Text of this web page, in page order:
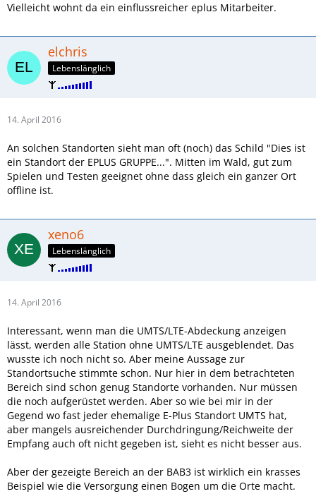
Vielleicht wohnt da ein einflussreicher eplus Mitarbeiter.
elchris
Lebenslänglich
14. April 2016
An solchen Standorten sieht man oft (noch) das Schild "Dies ist
ein Standort der EPLUS GRUPPE...". Mitten im Wald, gut zum
Spielen und Testen geeignet ohne dass gleich ein ganzer Ort
offline ist.
xeno6
Lebenslänglich
14. April 2016
Interessant, wenn man die UMTS/LTE-Abdeckung anzeigen
lässt, werden alle Station ohne UMTS/LTE ausgeblendet. Das
wusste ich noch nicht so. Aber meine Aussage zur
Standortsuche stimmte schon. Nur hier in dem betrachteten
Bereich sind schon genug Standorte vorhanden. Nur müssen
die noch aufgerüstet werden. Aber so wie bei mir in der
Gegend wo fast jeder ehemalige E-Plus Standort UMTS hat,
aber mangels ausreichender Durchdringung/Reichweite der
Empfang auch oft nicht gegeben ist, sieht es nicht besser aus.
Aber der gezeigte Bereich an der BAB3 ist wirklich ein krasses
Beispiel wie die Versorgung einen Bogen um die Orte macht.